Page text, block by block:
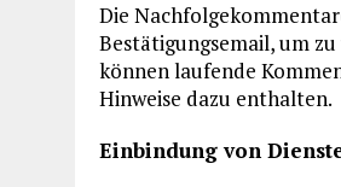
Die
Bestätigungsemail, um
können laufende
Hinweise dazu enthalten.
Einbindung von